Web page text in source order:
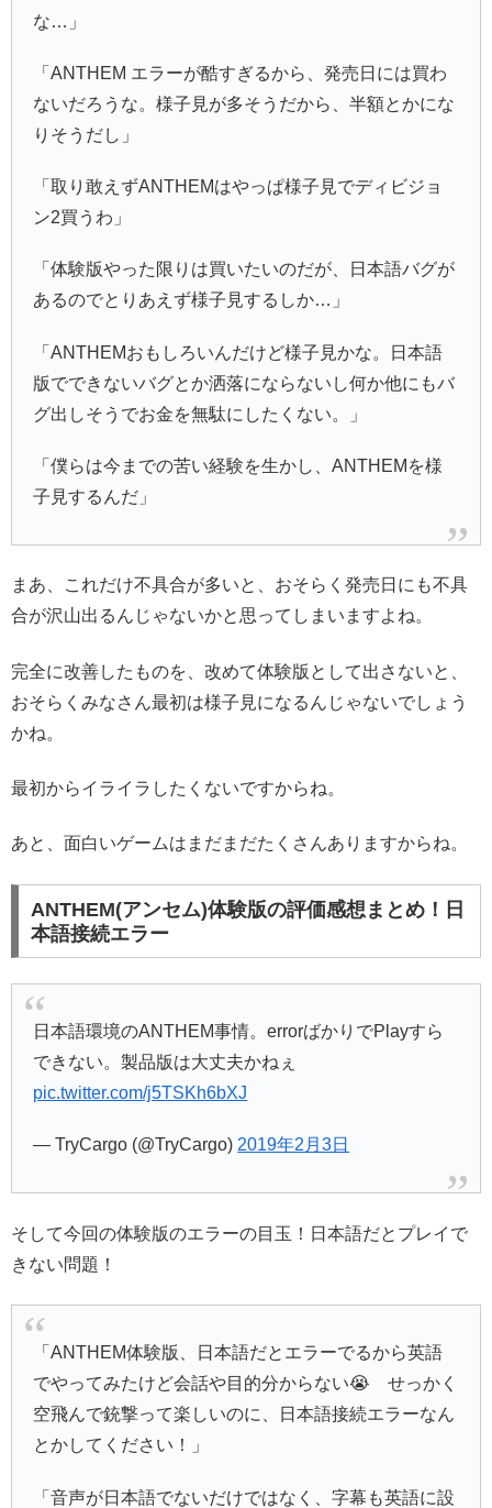
な…」
「ANTHEM エラーが酷すぎるから、発売日には買わ
ないだろうな。様子見が多そうだから、半額とかにな
りそうだし」
「取り敢えずANTHEMはやっぱ様子見でディビジョ
ン2買うわ」
「体験版やった限りは買いたいのだが、日本語バグが
あるのでとりあえず様子見するしか…」
「ANTHEMおもしろいんだけど様子見かな。日本語
版でできないバグとか洒落にならないし何か他にもバ
グ出しそうでお金を無駄にしたくない。」
「僕らは今までの苦い経験を生かし、ANTHEMを様
子見するんだ」
まあ、これだけ不具合が多いと、おそらく発売日にも不具
合が沢山出るんじゃないかと思ってしまいますよね。
完全に改善したものを、改めて体験版として出さないと、
おそらくみなさん最初は様子見になるんじゃないでしょう
かね。
最初からイライラしたくないですからね。
あと、面白いゲームはまだまだたくさんありますからね。
ANTHEM(アンセム)体験版の評価感想まとめ！日
本語接続エラー
日本語環境のANTHEM事情。errorばかりでPlayすら
できない。製品版は大丈夫かねぇ
pic.twitter.com/j5TSKh6bXJ
— TryCargo (@TryCargo) 2019年2月3日
そして今回の体験版のエラーの目玉！日本語だとプレイで
きない問題！
「ANTHEM体験版、日本語だとエラーでるから英語
でやってみたけど会話や目的分からない😭 せっかく
空飛んで銃撃って楽しいのに、日本語接続エラーなん
とかしてください！」
「音声が日本語でないだけではなく、字幕も英語に設